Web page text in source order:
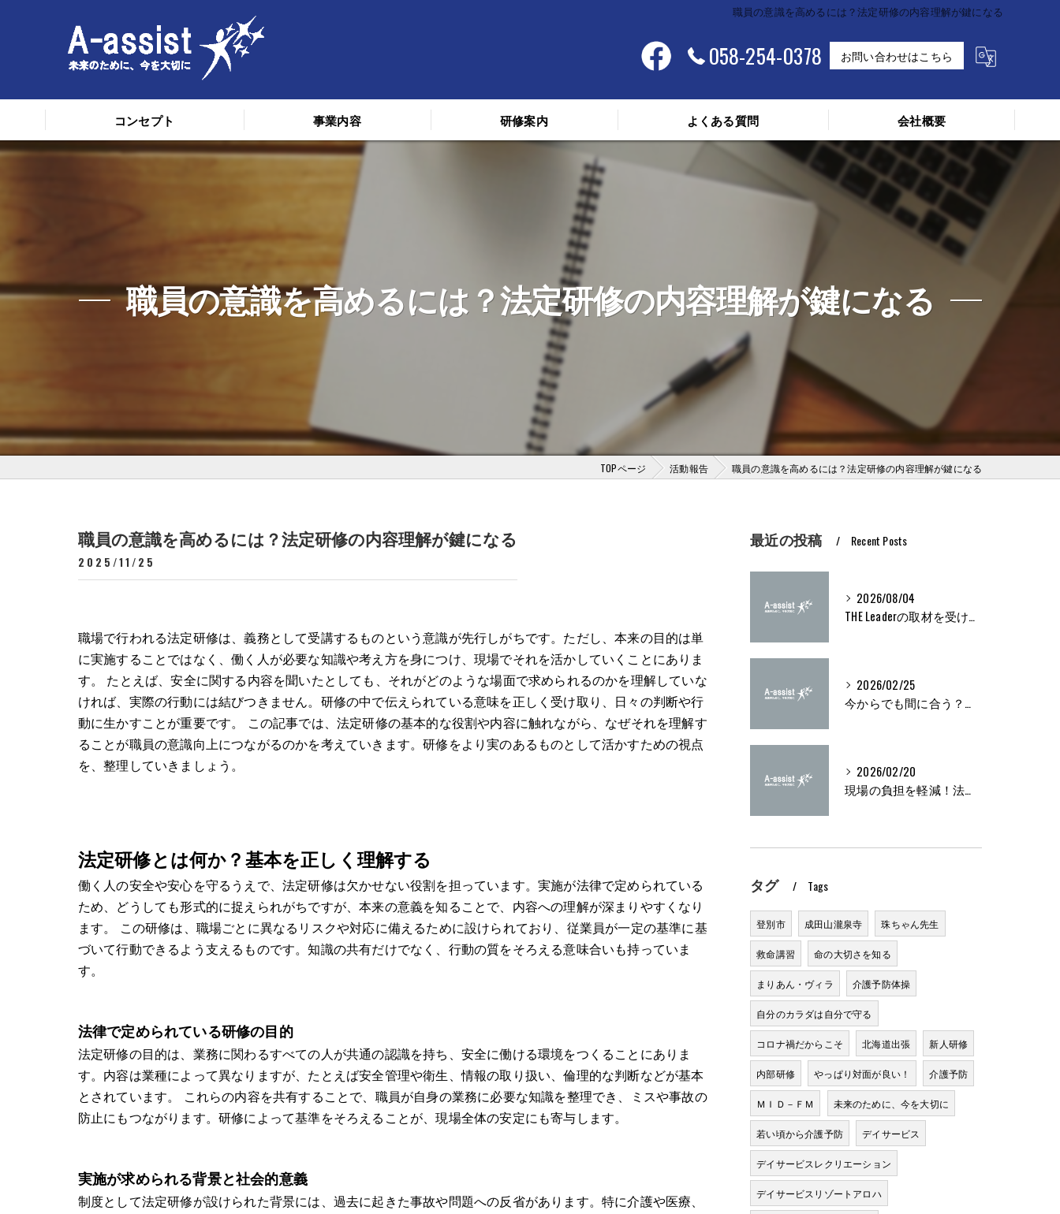
職員の意識を高めるには？法定研修の内容理解が鍵になる
058-254-0378 お問い合わせはこちら
コンセプト 事業内容 研修案内 よくある質問 会社概要
職員の意識を高めるには？法定研修の内容理解が鍵になる
TOPページ 活動報告 職員の意識を高めるには？法定研修の内容理解が鍵になる
職員の意識を高めるには？法定研修の内容理解が鍵になる
2025/11/25
職場で行われる法定研修は、義務として受講するものという意識が先行しがちです。ただし、本来の目的は単
に実施することではなく、働く人が必要な知識や考え方を身につけ、現場でそれを活かしていくことにありま
す。 たとえば、安全に関する内容を聞いたとしても、それがどのような場面で求められるのかを理解していな
ければ、実際の行動には結びつきません。研修の中で伝えられている意味を正しく受け取り、日々の判断や行
動に生かすことが重要です。 この記事では、法定研修の基本的な役割や内容に触れながら、なぜそれを理解す
ることが職員の意識向上につながるのかを考えていきます。研修をより実のあるものとして活かすための視点
を、整理していきましょう。
法定研修とは何か？基本を正しく理解する
働く人の安全や安心を守るうえで、法定研修は欠かせない役割を担っています。実施が法律で定められている
ため、どうしても形式的に捉えられがちですが、本来の意義を知ることで、内容への理解が深まりやすくなり
ます。 この研修は、職場ごとに異なるリスクや対応に備えるために設けられており、従業員が一定の基準に基
づいて行動できるよう支えるものです。知識の共有だけでなく、行動の質をそろえる意味合いも持っていま
す。
法律で定められている研修の目的
法定研修の目的は、業務に関わるすべての人が共通の認識を持ち、安全に働ける環境をつくることにありま
す。内容は業種によって異なりますが、たとえば安全管理や衛生、情報の取り扱い、倫理的な判断などが基本
とされています。 これらの内容を共有することで、職員が自身の業務に必要な知識を整理でき、ミスや事故の
防止にもつながります。研修によって基準をそろえることが、現場全体の安定にも寄与します。
実施が求められる背景と社会的意義
制度として法定研修が設けられた背景には、過去に起きた事故や問題への反省があります。特に介護や医療、
最近の投稿 Recent Posts
2026/08/04
THE Leaderの取材を受けました
2026/02/25
今からでも間に合う？ブライト500取得条件をわかりやすく解説
2026/02/20
現場の負担を軽減！法定研修の実施方法とは？
タグ Tags
登別市 成田山瀧泉寺 珠ちゃん先生
救命講習 命の大切さを知る
まりあん・ヴィラ 介護予防体操
自分のカラダは自分で守る
コロナ禍だからこそ 北海道出張 新人研修
内部研修 やっぱり対面が良い！ 介護予防
ＭＩＤ－ＦＭ 未来のために、今を大切に
若い頃から介護予防 デイサービス
デイサービスレクリエーション
デイサービスリゾートアロハ